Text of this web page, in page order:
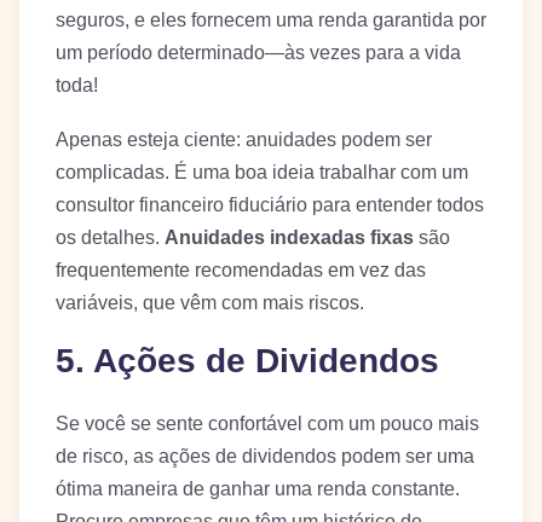
seguros, e eles fornecem uma renda garantida por
um período determinado—às vezes para a vida
toda!
Apenas esteja ciente: anuidades podem ser
complicadas. É uma boa ideia trabalhar com um
consultor financeiro fiduciário para entender todos
os detalhes. Anuidades indexadas fixas são
frequentemente recomendadas em vez das
variáveis, que vêm com mais riscos.
5. Ações de Dividendos
Se você se sente confortável com um pouco mais
de risco, as ações de dividendos podem ser uma
ótima maneira de ganhar uma renda constante.